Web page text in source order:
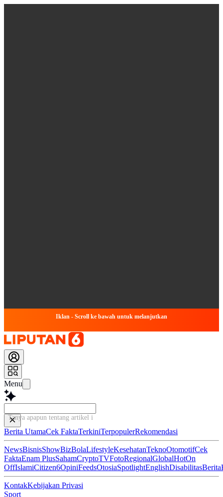
Iklan - Scroll ke bawah untuk melanjutkan
Menu
Tanya apapun tentang artikel ini...
Berita UtamaCek FaktaTerkiniTerpopulerRekomendasi
NewsBisnisShowBizBolaLifestyleKesehatanTeknoOtomotifCek
FaktaEnam PlusSahamCryptoTVFotoRegionalGlobalHotOn
OffIslamiCitizen6OpiniFeedsOtosiaSpotlightEnglishDisabilitasBerita
KontakKebijakan Privasi
Sport